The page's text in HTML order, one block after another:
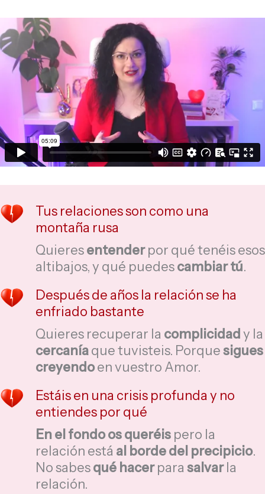
Tus relaciones son como una
montaña rusa
Quieresentenderpor qué tenéis esos
altibajos, y qué puedescambiar tú.
Después de años la relación se ha
enfriado bastante
Quieres recuperar la complicidad y la
cercaníaque tuvisteis. Porquesigues
creyendoen vuestro Amor.
Estáis en una crisis profunda y no
entiendes por qué
En el fondo os queréis pero la
relación está al borde del precipicio.
No sabesqué hacerpara salvarla
relación.